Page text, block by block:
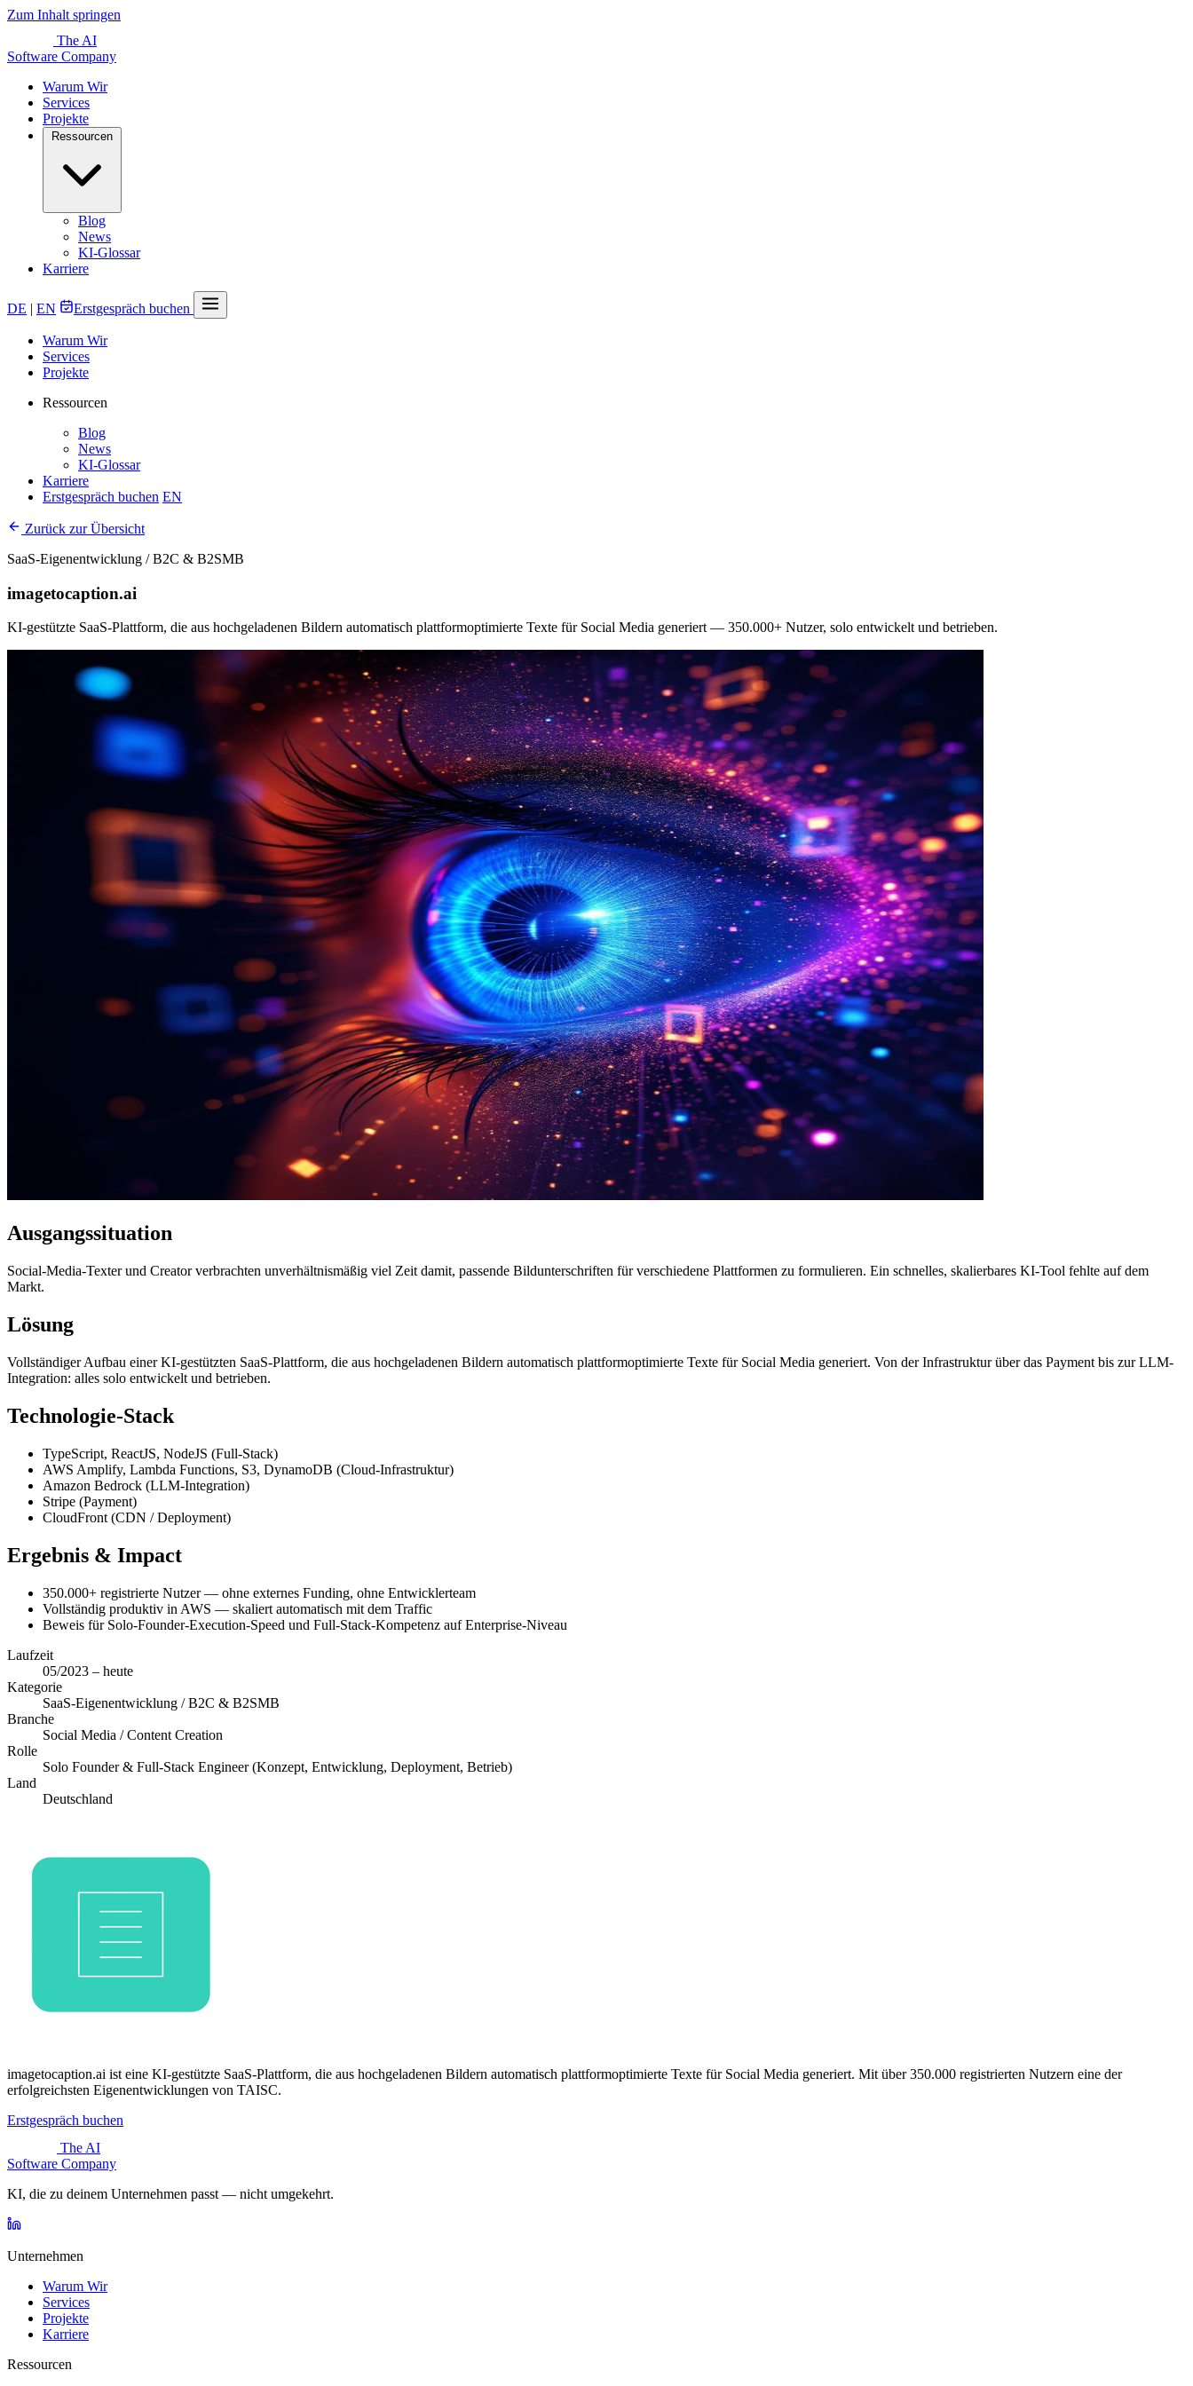
Zum Inhalt springen
The AI
Software Company
Warum Wir
Services
Projekte
Blog
News
KI-Glossar
Karriere
DE | EN Erstgespräch buchen
Warum Wir
Services
Projekte
Ressourcen
Blog
News
KI-Glossar
Karriere
Erstgespräch buchen EN
Zurück zur Übersicht
SaaS-Eigenentwicklung / B2C & B2SMB
imagetocaption.ai
KI-gestützte SaaS-Plattform, die aus hochgeladenen Bildern automatisch plattformoptimierte Texte für Social Media generiert — 350.000+ Nutzer, solo entwickelt und betrieben.
Ausgangssituation
Social-Media-Texter und Creator verbrachten unverhältnismäßig viel Zeit damit, passende Bildunterschriften für verschiedene Plattformen zu formulieren. Ein schnelles, skalierbares KI-Tool fehlte auf dem
Markt.
Lösung
Vollständiger Aufbau einer KI-gestützten SaaS-Plattform, die aus hochgeladenen Bildern automatisch plattformoptimierte Texte für Social Media generiert. Von der Infrastruktur über das Payment bis zur LLM-
Integration: alles solo entwickelt und betrieben.
Technologie-Stack
TypeScript, ReactJS, NodeJS (Full-Stack)
AWS Amplify, Lambda Functions, S3, DynamoDB (Cloud-Infrastruktur)
Amazon Bedrock (LLM-Integration)
Stripe (Payment)
CloudFront (CDN / Deployment)
Ergebnis & Impact
350.000+ registrierte Nutzer — ohne externes Funding, ohne Entwicklerteam
Vollständig produktiv in AWS — skaliert automatisch mit dem Traffic
Beweis für Solo-Founder-Execution-Speed und Full-Stack-Kompetenz auf Enterprise-Niveau
Laufzeit
05/2023 – heute
Kategorie
SaaS-Eigenentwicklung / B2C & B2SMB
Branche
Social Media / Content Creation
Rolle
Solo Founder & Full-Stack Engineer (Konzept, Entwicklung, Deployment, Betrieb)
Land
Deutschland
imagetocaption.ai ist eine KI-gestützte SaaS-Plattform, die aus hochgeladenen Bildern automatisch plattformoptimierte Texte für Social Media generiert. Mit über 350.000 registrierten Nutzern eine der
erfolgreichsten Eigenentwicklungen von TAISC.
Erstgespräch buchen
The AI
Software Company
KI, die zu deinem Unternehmen passt — nicht umgekehrt.
Unternehmen
Warum Wir
Services
Projekte
Karriere
Ressourcen